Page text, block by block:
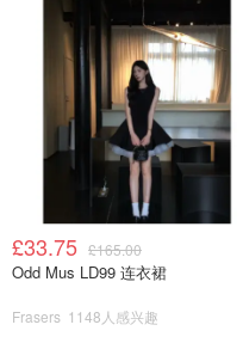
£33.75 £165.00
Odd Mus LD99 连衣裙
Frasers 1148人感兴趣